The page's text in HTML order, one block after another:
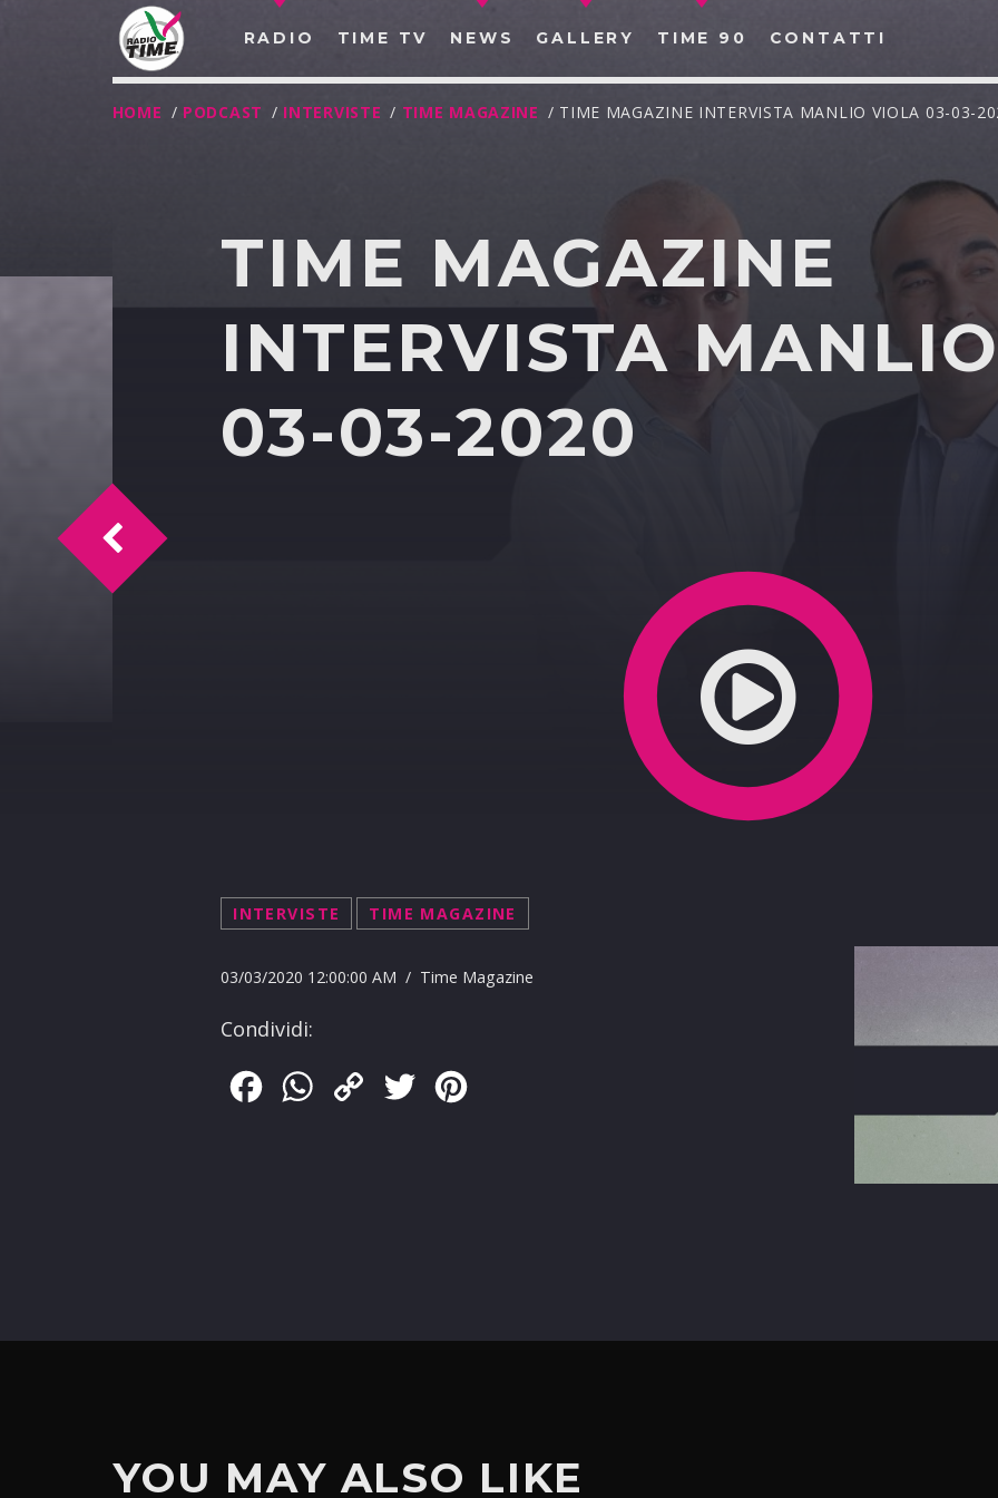
RADIO TIME TV NEWS GALLERY TIME 90 CONTATTI
CERCA NEL SITO WEB:
HOME / PODCAST / INTERVISTE / TIME MAGAZINE / TIME MAGAZINE INTERVISTA MANLIO VIOLA 03-03-
TIME MAGAZINE
INTERVISTA
03-03-2020
INTERVISTE TIME MAGAZINE
03/03/2020 12:00:00 AM / Time Magazine
Condividi:
FacebookWhatsApp
Copy
Twitter
Time Magazine intervista Manlio Viola 04-03-2020
YOU MAY ALSO LIKE